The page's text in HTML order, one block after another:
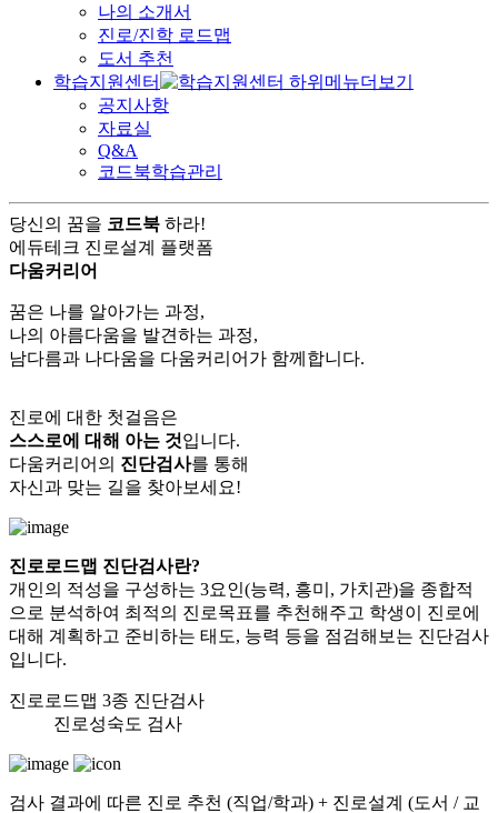
나의 소개서
진로/진학 로드맵
도서 추천
학습지원센터
공지사항
자료실
Q&A
코드북학습관리
당신의 꿈을 코드북 하라!
에듀테크 진로설계 플랫폼
다움커리어
꿈은 나를 알아가는 과정,
나의 아름다움을 발견하는 과정,
남다름과 나다움을 다움커리어가 함께합니다.
진로에 대한 첫걸음은
스스로에 대해 아는 것입니다.
다움커리어의 진단검사를 통해
자신과 맞는 길을 찾아보세요!
진로로드맵 진단검사란?
개인의 적성을 구성하는 3요인(능력, 흥미, 가치관)을 종합적
으로 분석하여 최적의 진로목표를 추천해주고 학생이 진로에
대해 계획하고 준비하는 태도, 능력 등을 점검해보는 진단검사
입니다.
진로로드맵 3종 진단검사
진로성숙도 검사
검사 결과에 따른 진로 추천 (직업/학과) + 진로설계 (도서 / 교